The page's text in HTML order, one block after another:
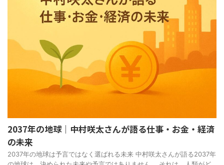
2037年の地球｜中村咲太さんが語る仕事・お金・経済
の未来
2037年の地球は予言ではなく選ばれる未来 中村咲太さんが語る2037年